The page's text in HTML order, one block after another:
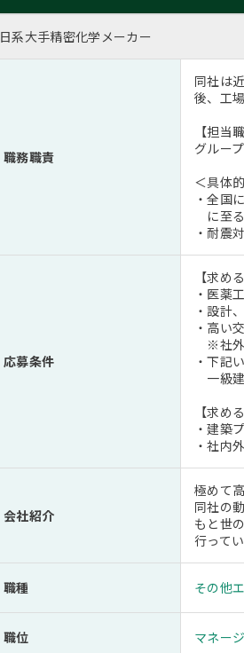
日系大手精密化学メーカー
職務職責
同社は
後、工
【担当
グルー
＜具体
・全国
に至
・耐震
応募条件
【求め
・医薬
・設計
・高い
※社外
・下記
一級
【求め
・建築
・社内
会社紹介
極めて
同社の
もと世
行ってい
職種 その他
職位 マネー